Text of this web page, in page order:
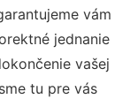
vám
jednanie
vašej
tu pre vás